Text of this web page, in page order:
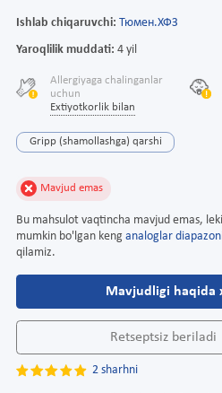
Ishlab chiqaruvchi: Тюмен.ХФЗ
Yaroqlilik muddati: 4 yil
Allergiyaga chalinganlar
uchun
Extiyotkorlik bilan
Gripp (shamollashga) qarshi
Mavjud emas
Bu mahsulot vaqtincha mavjud emas,
mumkin bo'lgan keng analoglar
qilamiz.
Mavjudligi haqida
Retseptsiz beriladi
2 sharhni